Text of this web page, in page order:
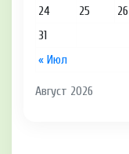
Август 2026
« Июл
24
25 26
31